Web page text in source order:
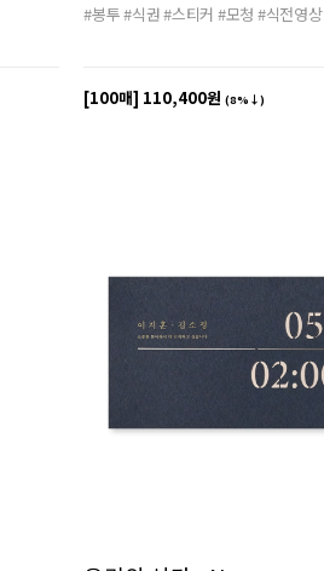
#봉투#식권#스티커 #모청 #식전영상
[100매] 110,400원 (8%↓)